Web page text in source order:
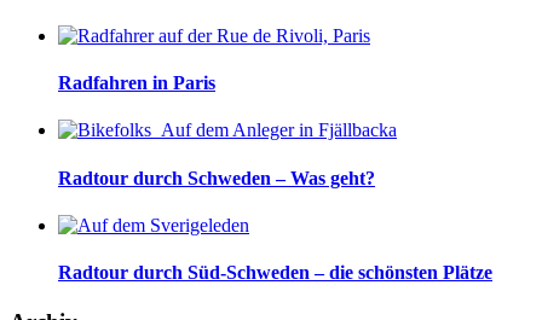
Radfahren in Paris
Radtour durch Schweden – Was geht?
Radtour durch Süd-Schweden – die schönsten Plätze